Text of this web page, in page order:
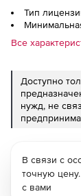
Тип
Все
Доступно
нужд, не
В связи с
точную
с вами